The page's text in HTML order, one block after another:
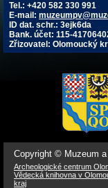
Tel.: +420 582 330 991
E-mail:
ID dat. schr.: 3ejk6da
Bank. účet: 115-
Zřizovatel: Olomoucký
Copyright © Muzeum
Archeologické centrum
Vědecká knihovna v
kraj